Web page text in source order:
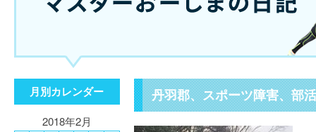
丹羽郡、スポーツ障害、
月別カレンダー
2018年2月